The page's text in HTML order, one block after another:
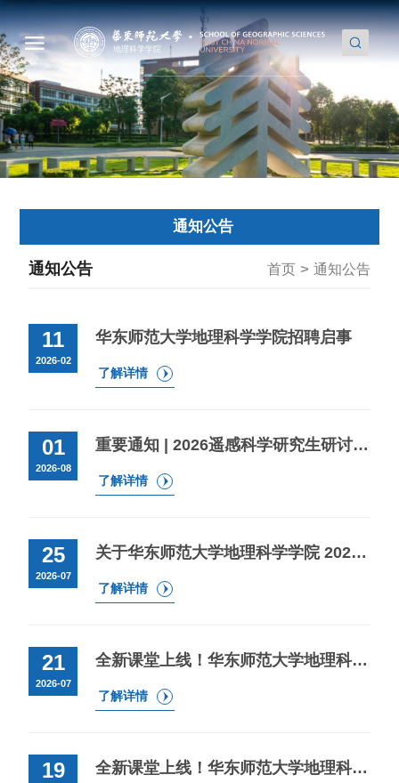
通知公告
首页 > 通知公告
通知公告
11
2026-02
华东师范大学地理科学学院招聘启事
了解详情
01
2026-08
重要通知 | 2026遥感科学研究生研讨会报名通道开启啦！
了解详情
25
2026-07
关于华东师范大学地理科学学院 2027年接收优秀应届本科毕业生 免试攻读研究生（含本科直博）预报名的通知
了解详情
21
2026-07
全新课堂上线！华东师范大学地理科学学院“地球说”暑假科普课程报名（五)
了解详情
19 全新课堂上线！华东师范大学地理科学学院“地球说”暑假科普课程报名（四)